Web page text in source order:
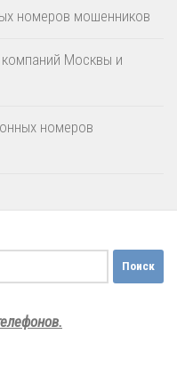
номеров мошенников
Москвы и
номеров